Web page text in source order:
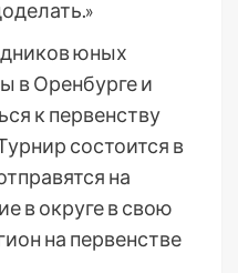
юных
в Оренбурге и
к первенству
состоится в
на
в округе в свою
на первенстве